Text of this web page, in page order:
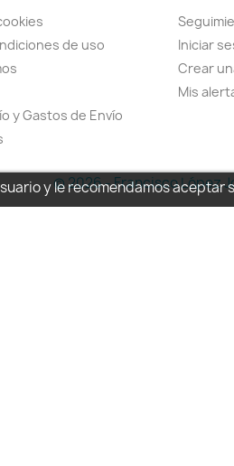
y le recomendamos
de uso
y Gastos de Envío
Iniciar
Crear
Mis
© 2026 - Francisco López